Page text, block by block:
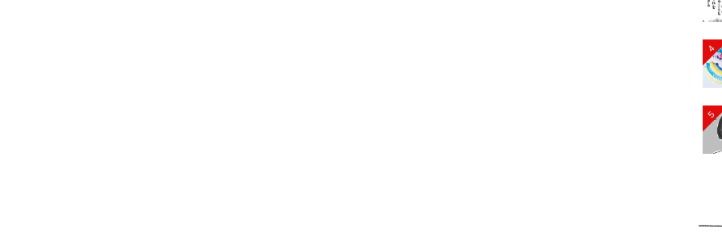
4
5